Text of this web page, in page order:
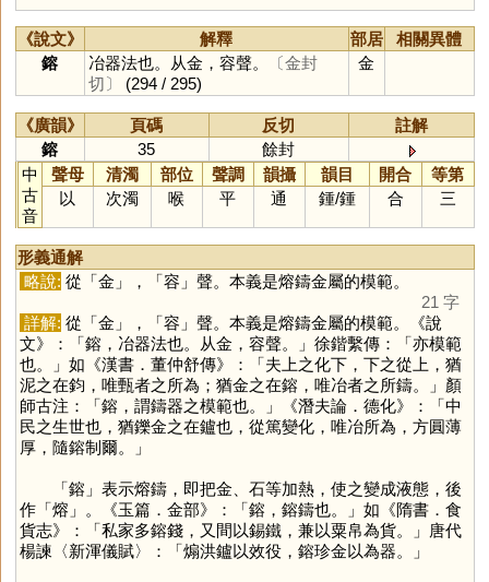
《說文》 解釋 部居
相關異體
鎔
冶器法也。从金，容聲。
〔金封
切〕
(294 / 295)
金
《廣韻》 頁碼 反切
註解
鎔
35
餘封
中
古
音
聲母 清濁 部位 聲調 韻攝 韻目 開合
等第
以
次濁 喉 平 通 鍾/鍾 合 三
形義通解
略說: 從「金 」，「容 」聲。本義是熔鑄金屬的模範。
21 字
詳解: 從「金 」，「容 」聲。本義是熔鑄金屬的模範。《說
文》：「鎔，冶器法也。从金，容聲。」徐鍇繫傳：「亦模範
也。」如《漢書．董仲舒傳》：「夫上之化下，下之從上，猶
泥之在鈞，唯甄者之所為；猶金之在鎔，唯冶者之所鑄。」顏
師古注：「鎔，謂鑄器之模範也。」《潛夫論．德化》：「中
民之生世也，猶鑠金之在鑪也，從篤變化，唯冶所為，方圓薄
厚，隨鎔制爾。」
「鎔 」表示熔鑄，即把金、石等加熱，使之變成液態，後
作「熔 」。《玉篇．金部》：「鎔，鎔鑄也。」如《隋書．食
貨志》：「私家多鎔錢，又間以錫鐵，兼以粟帛為貨。」唐代
楊諫〈新渾儀賦〉：「煽洪鑪以效役，鎔珍金以為器。」